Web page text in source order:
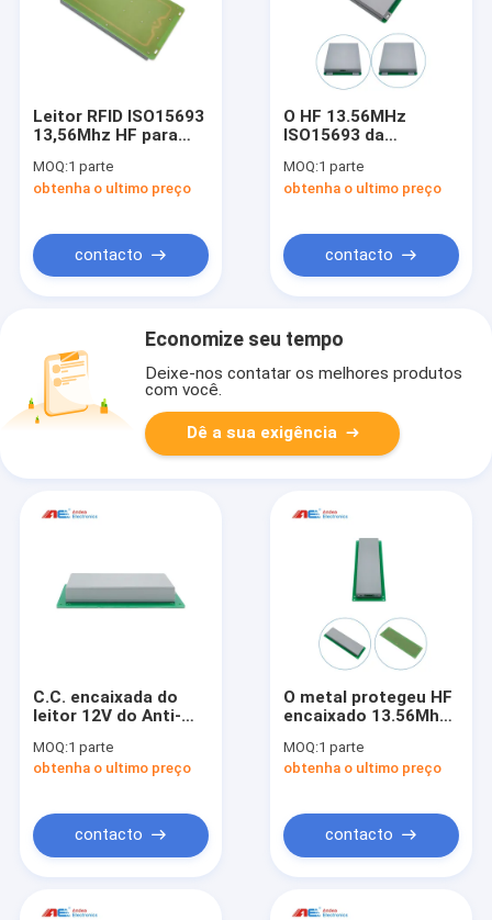
Leitor RFID ISO15693
13,56Mhz HF para
classificação de
livros Leitor
MOQ:1 parte
obtenha o ultimo preço
contacto
O HF 13.56MHz
ISO15693 da
biblioteca encaixou o
leitor For Self
que da máquina do
quiosque controla
MOQ:1 parte
obtenha o ultimo preço
contacto
Economize seu tempo
Deixe-nos contatar os melhores produtos
com você.
Dê a sua exigência
C.C. encaixada do
leitor 12V do Anti-
da proximidade
MOQ:1 parte
obtenha o ultimo preço
contacto
O metal protegeu HF
encaixado 13.56Mhz
- metal para o
varredor de
livro da biblioteca
MOQ:1 parte
obtenha o ultimo preço
contacto